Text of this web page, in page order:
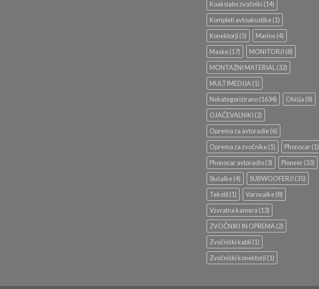
Koaksialni zvočniki(14)
Kompleti avtoakustike(1)
Konektorji(5) Marine(4)
Maske(17) MONITORJI (8)
MONTAŽNI MATERIAL(32)
MULTIMEDIJA(1)
Nekategorizirano(1634) Ohišja (8)
OJAČEVALNIKI (2)
Oprema za avtoradie(6)
Oprema za zvočnike(1) Phonocar(1)
Phonocar avtoradio(3) Pioneer(33)
Slušalke(4) SUBWOOFERJI (35)
Tekstil (1) Varovalke(8)
Vzvratna kamera (13)
ZVOČNIKI IN OPREMA(2)
Zvočniški kabli(1)
Zvočniški konektorji(1)